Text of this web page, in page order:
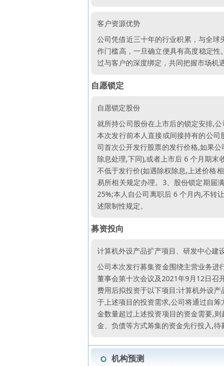
客户资源优势
公司凭借近三十年的行业积累，与全
作门槛高，一旦确立便具有高度稳定
过与客户的深度绑定，共同把握市场机
自愿锁定
自愿锁定股份
就所持公司股份在上市后的锁定安排,
本次发行前本人直接或间接持有的公
司首次公开发行股票的发行价格,如果
除息处理,下同),或者上市后 6 个月期末
不低于发行价(如遇除权除息,上述价格
易所相关规定办理。3、股份锁定期届
25%;本人自公司离职后 6 个月内,不转
述限制性规定。
募资投向
计算机外设产品扩产项目、研发中心建
公司本次发行募集资金围绕主营业务进
董事会第十次会议及2021年9月12日召
费用后拟投资于以下项目:计算机外设
于上述项目的投资需求,公司将通过自
金数量超过上述投资项目的资金需要,
金、负债等方式筹集的资金先行投入,待
机构预测